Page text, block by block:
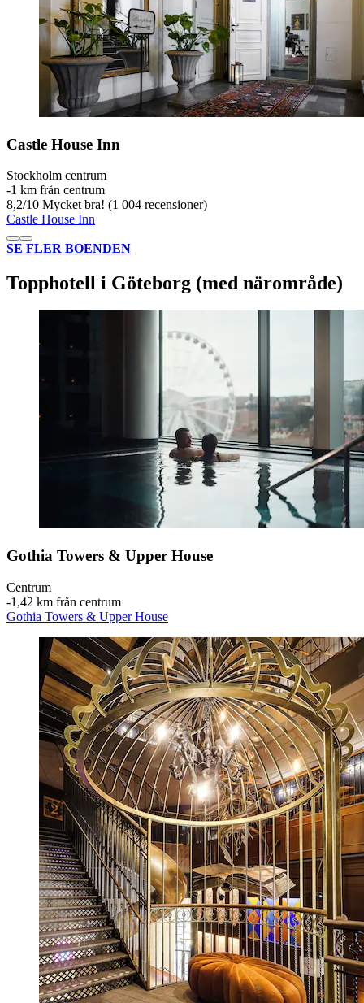
Castle House Inn
Stockholm centrum
‐1 km från centrum
8,2/10 Mycket bra! (1 004 recensioner)
Castle House Inn
SE FLER BOENDEN
Topphotell i Göteborg (med närområde)
Gothia Towers & Upper House
Centrum
‐1,42 km från centrum
Gothia Towers & Upper House